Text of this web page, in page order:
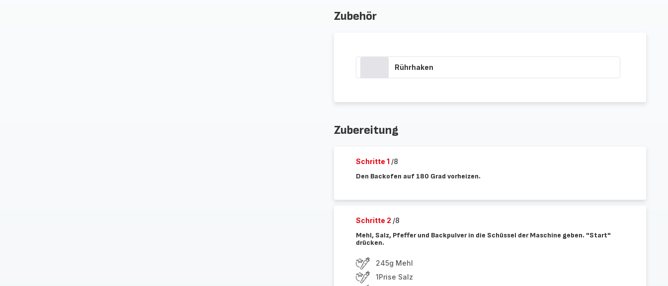
Zubehör
Rührhaken
Zubereitung
Schritte 1 /8
Den Backofen auf 180 Grad vorheizen.
Schritte 2 /8
Mehl, Salz, Pfeffer und Backpulver in die Schüssel der Maschine geben. "Start"
drücken.
245g Mehl
1Prise Salz